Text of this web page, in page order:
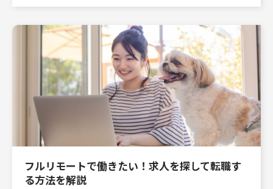
フルリモートで働きたい！求人を探して転職す
る方法を解説